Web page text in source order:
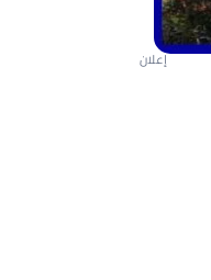
إعلان